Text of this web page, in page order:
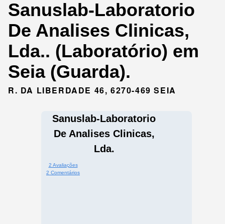
Sanuslab-Laboratorio
De Analises Clinicas,
Lda.. (Laboratório) em
Seia (Guarda).
R. DA LIBERDADE 46, 6270-469 SEIA
Sanuslab-Laboratorio
De Analises Clinicas,
Lda.
2 Avaliações
2 Comentários